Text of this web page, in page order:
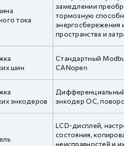
тока
замедлении
тормозную
энергосбережения
пространства и
шин
Стандартный
CANopen
энкодеров
энкодер OC,
LCD-дисплей,
состояния,
неисправностей и